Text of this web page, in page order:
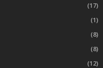
(17)
(1)
(8)
(8)
(12)